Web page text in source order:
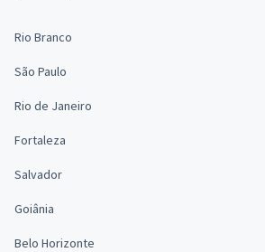
Rio Branco
São Paulo
Rio de Janeiro
Fortaleza
Salvador
Goiânia
Belo Horizonte